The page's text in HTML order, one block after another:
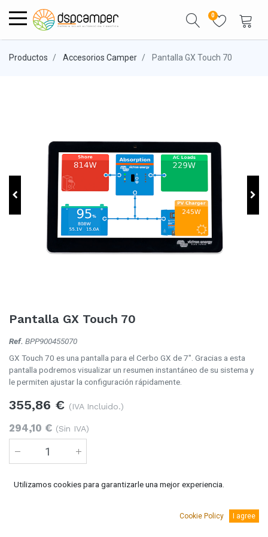
0
Productos Accesorios Camper Pantalla GX Touch 70
Pantalla GX Touch 70
Ref. BPP900455070
GX Touch 70 es una pantalla para el Cerbo GX de 7". Gracias a esta
pantalla podremos visualizar un resumen instantáneo de su sistema y
le permiten ajustar la configuración rápidamente.
355,86 € (IVA Incluido.)
294,10 € (Sin IVA)
Añadir al carro
Utilizamos cookies para garantizarle una mejor experiencia.
Cookie Policy I agree